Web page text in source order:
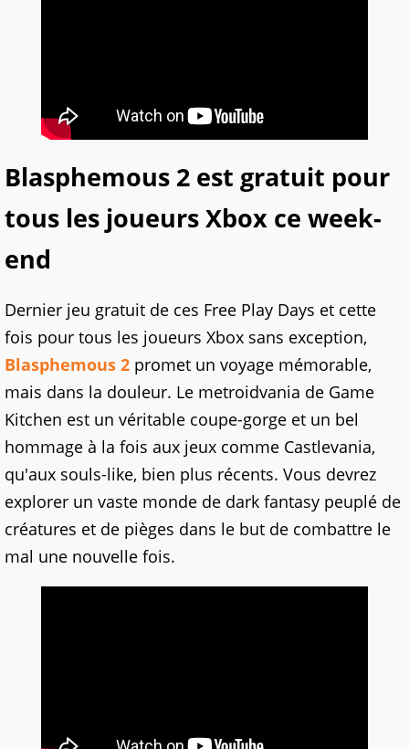
Blasphemous 2 est gratuit pour
tous les joueurs Xbox ce week-
end
Dernier jeu gratuit de ces Free Play Days et cette
fois pour tous les joueurs Xbox sans exception,
Blasphemous 2 promet un voyage mémorable,
mais dans la douleur. Le metroidvania de Game
Kitchen est un véritable coupe-gorge et un bel
hommage à la fois aux jeux comme Castlevania,
qu'aux souls-like, bien plus récents. Vous devrez
explorer un vaste monde de dark fantasy peuplé de
créatures et de pièges dans le but de combattre le
mal une nouvelle fois.